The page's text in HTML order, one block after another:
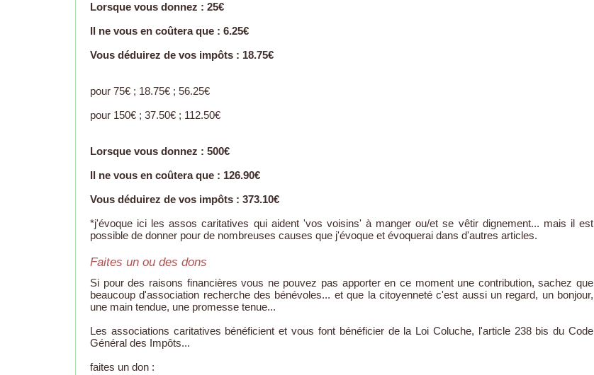
Lorsque vous donnez : 25€
Il ne vous en coûtera que : 6.25€
Vous déduirez de vos impôts : 18.75€
pour 75€ ; 18.75€ ; 56.25€
pour 150€ ; 37.50€ ; 112.50€
Lorsque vous donnez : 500€
Il ne vous en coûtera que : 126.90€
Vous déduirez de vos impôts : 373.10€
*j'évoque ici les assos caritatives qui aident 'vos voisins' à manger ou/et se vêtir dignement... mais il est
possible de donner pour de nombreuses causes que j'évoque et évoquerai dans d'autres articles.
Faites un ou des dons
Si pour des raisons financières vous ne pouvez pas apporter en ce moment une contribution, sachez que
beaucoup d'association recherche des bénévoles... et que la citoyenneté c'est aussi un regard, un bonjour,
une main tendue, une promesse tenue...
Les associations caritatives bénéficient et vous font bénéficier de la Loi Coluche, l'article 238 bis du Code
Général des Impôts...
faites un don :